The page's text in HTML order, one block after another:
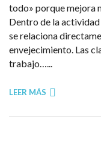
todo» porque mejora
Dentro de la
se relaciona
envejecimiento. Las
trabajo…...
LEER MÁS